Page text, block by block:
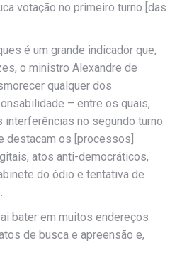
votação no primeiro turno [das
é um grande indicador que,
o ministro Alexandre de
qualquer dos
– entre os quais,
interferências no segundo turno
destacam os [processos]
atos anti-democráticos,
do ódio e tentativa de
bater em muitos endereços
de busca e apreensão e,